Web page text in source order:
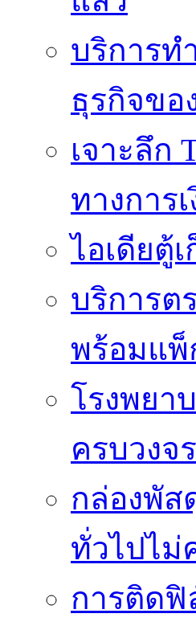
บริการท
ธุรกิจข
เจาะลึก
ทางการ
ไอเดียตู้
บริการต
พร้อมแพ็
โรงพยา
ครบวงจ
กล่องพัส
ทั่วไปไม่
การติดฟิ